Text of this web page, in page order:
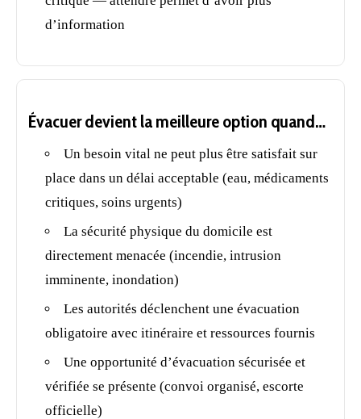
d’information
Évacuer devient la meilleure option quand…
Un besoin vital ne peut plus être satisfait sur
place dans un délai acceptable (eau, médicaments
critiques, soins urgents)
La sécurité physique du domicile est
directement menacée (incendie, intrusion
imminente, inondation)
Les autorités déclenchent une évacuation
obligatoire avec itinéraire et ressources fournis
Une opportunité d’évacuation sécurisée et
vérifiée se présente (convoi organisé, escorte
officielle)